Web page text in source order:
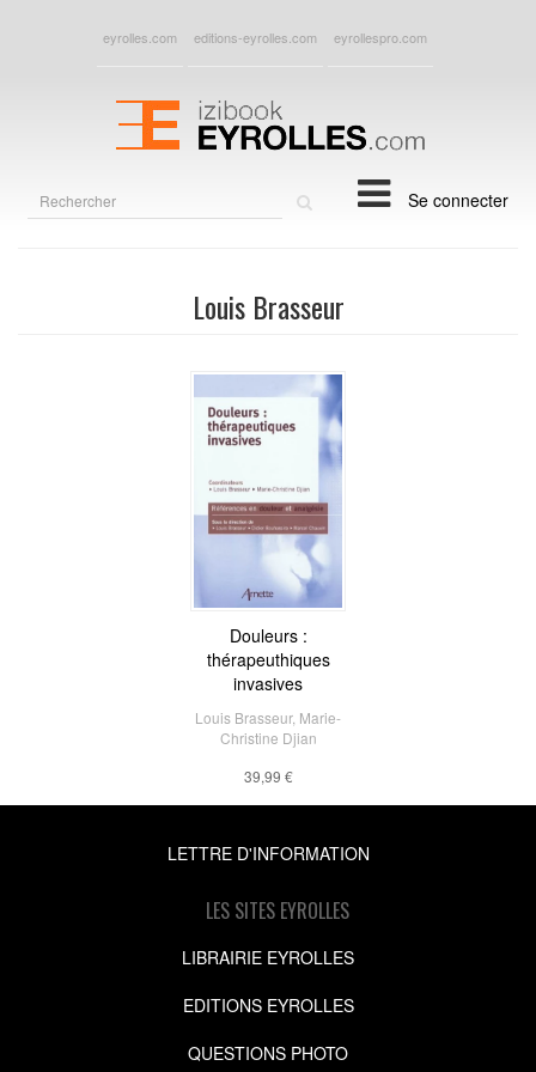
eyrolles.com editions-eyrolles.com eyrollespro.com
Se connecter
Louis Brasseur
Douleurs :
thérapeuthiques
invasives
Louis Brasseur, Marie-
Christine Djian
39,99 €
LETTRE D'INFORMATION
LES SITES EYROLLES
LIBRAIRIE EYROLLES
EDITIONS EYROLLES
QUESTIONS PHOTO